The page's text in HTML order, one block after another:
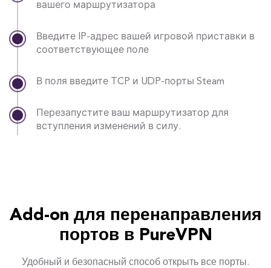
вашего маршрутизатора
Введите IP-адрес вашей игровой приставки в
соответствующее поле
В поля введите TCP и UDP-порты Steam
Перезапустите ваш маршрутизатор для
вступления изменений в силу.
Add-on для перенаправления
портов в PureVPN
Удобный и безопасный способ открыть все порты.